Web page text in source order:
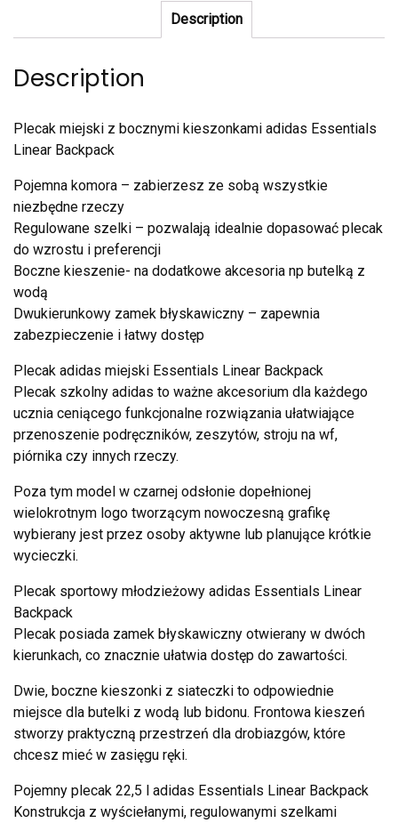
Description
Description
Plecak miejski z bocznymi kieszonkami adidas Essentials
Linear Backpack
Pojemna komora – zabierzesz ze sobą wszystkie
niezbędne rzeczy
Regulowane szelki – pozwalają idealnie dopasować plecak
do wzrostu i preferencji
Boczne kieszenie- na dodatkowe akcesoria np butelką z
wodą
Dwukierunkowy zamek błyskawiczny – zapewnia
zabezpieczenie i łatwy dostęp
Plecak adidas miejski Essentials Linear Backpack
Plecak szkolny adidas to ważne akcesorium dla każdego
ucznia ceniącego funkcjonalne rozwiązania ułatwiające
przenoszenie podręczników, zeszytów, stroju na wf,
piórnika czy innych rzeczy.
Poza tym model w czarnej odsłonie dopełnionej
wielokrotnym logo tworzącym nowoczesną grafikę
wybierany jest przez osoby aktywne lub planujące krótkie
wycieczki.
Plecak sportowy młodzieżowy adidas Essentials Linear
Backpack
Plecak posiada zamek błyskawiczny otwierany w dwóch
kierunkach, co znacznie ułatwia dostęp do zawartości.
Dwie, boczne kieszonki z siateczki to odpowiednie
miejsce dla butelki z wodą lub bidonu. Frontowa kieszeń
stworzy praktyczną przestrzeń dla drobiazgów, które
chcesz mieć w zasięgu ręki.
Pojemny plecak 22,5 l adidas Essentials Linear Backpack
Konstrukcja z wyściełanymi, regulowanymi szelkami